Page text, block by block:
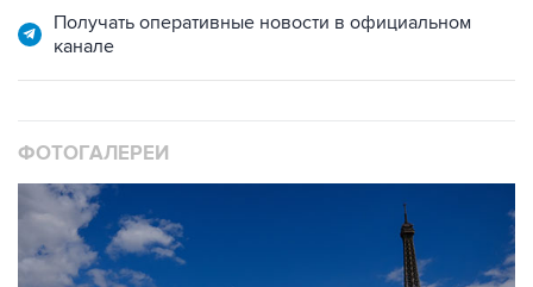
Получать оперативные новости в официальном
канале
ФОТОГАЛЕРЕИ